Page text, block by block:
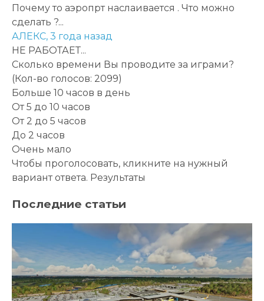
Почему то аэропрт наслаивается . Что можно
сделать ?...
АЛЕКС, 3 года назад
НЕ РАБОТАЕТ...
Сколько времени Вы проводите за играми?
(Кол-во голосов: 2099)
Больше 10 часов в день
От 5 до 10 часов
От 2 до 5 часов
До 2 часов
Очень мало
Чтобы проголосовать, кликните на нужный
вариант ответа. Результаты
Последние статьи